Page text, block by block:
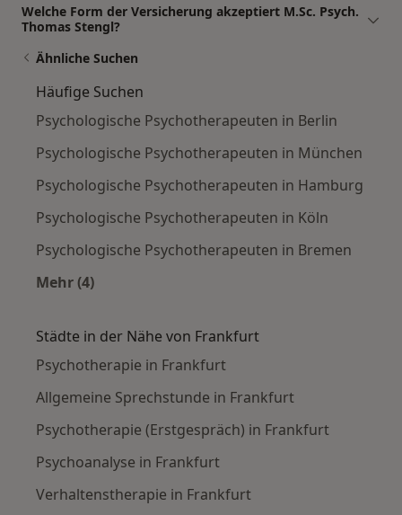
Welche Form der Versicherung akzeptiert M.Sc. Psych.
Thomas Stengl?
Ähnliche Suchen
Häufige Suchen
Psychologische Psychotherapeuten in Berlin
Psychologische Psychotherapeuten in München
Psychologische Psychotherapeuten in Hamburg
Psychologische Psychotherapeuten in Köln
Psychologische Psychotherapeuten in Bremen
Mehr (4)
Städte in der Nähe von Frankfurt
Psychotherapie in Frankfurt
Allgemeine Sprechstunde in Frankfurt
Psychotherapie (Erstgespräch) in Frankfurt
Psychoanalyse in Frankfurt
Verhaltenstherapie in Frankfurt